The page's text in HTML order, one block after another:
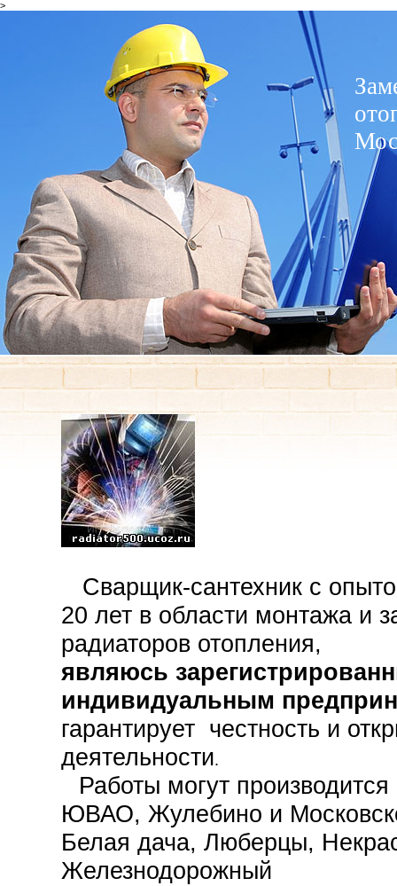
>
Сварщик-сантехник с
20 лет в области монтажа и
радиаторов отопления,
являюсь
индивидуальным
гарантирует честность и
деятельности.
Работы могут
ЮВАО, Жулебино и
Белая дача, Люберцы,
Железнодорожный